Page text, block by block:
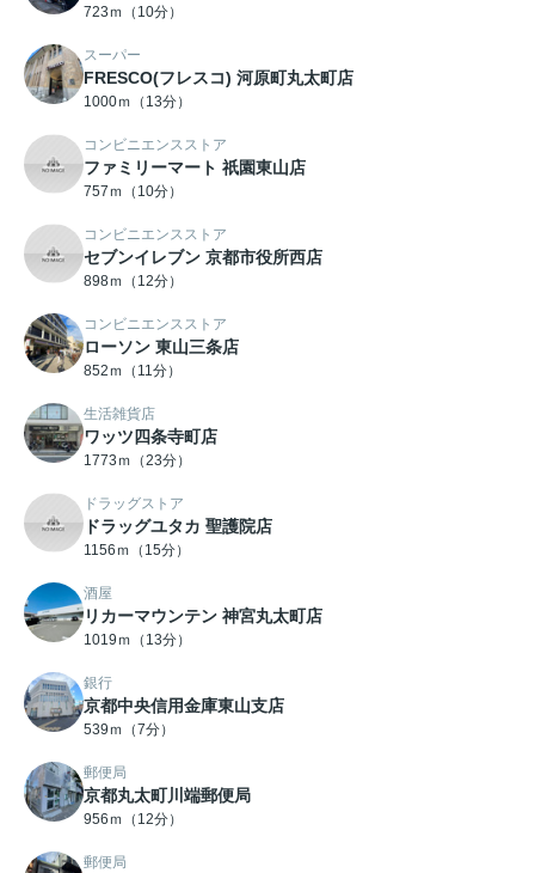
723ｍ（10分）
スーパー
FRESCO(フレスコ) 河原町丸太町店
1000ｍ（13分）
コンビニエンスストア
ファミリーマート 祇園東山店
757ｍ（10分）
コンビニエンスストア
セブンイレブン 京都市役所西店
898ｍ（12分）
コンビニエンスストア
ローソン 東山三条店
852ｍ（11分）
生活雑貨店
ワッツ四条寺町店
1773ｍ（23分）
ドラッグストア
ドラッグユタカ 聖護院店
1156ｍ（15分）
酒屋
リカーマウンテン 神宮丸太町店
1019ｍ（13分）
銀行
京都中央信用金庫東山支店
539ｍ（7分）
郵便局
京都丸太町川端郵便局
956ｍ（12分）
郵便局